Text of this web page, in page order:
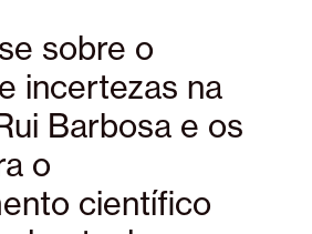
sobre o
incertezas na
Barbosa e os
o
científico